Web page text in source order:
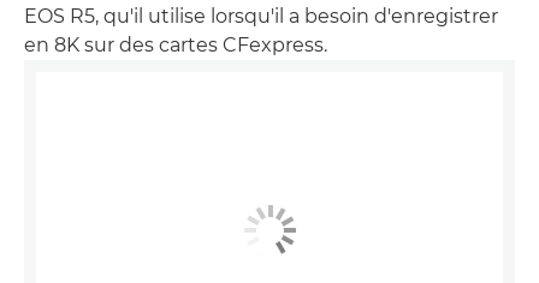
EOS R5, qu'il utilise lorsqu'il a besoin d'enregistrer
en 8K sur des cartes CFexpress.